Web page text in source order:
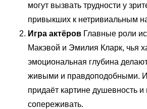
могут вызвать трудности у
привыкших к нетривиальным
Игра актёров Главные роли
Макэвой и Эмилия Кларк, чья
эмоциональная глубина
живыми и правдоподобными.
придаёт картине душевность и
сопереживать.